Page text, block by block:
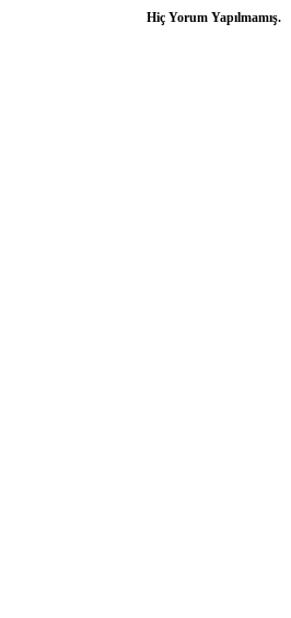
Hiç Yorum Yapılmamış.